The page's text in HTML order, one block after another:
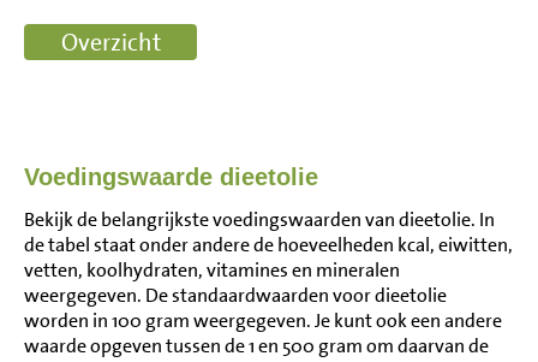
Voedingswaarde dieetolie
Bekijk de belangrijkste voedingswaarden van dieetolie. In
de tabel staat onder andere de hoeveelheden kcal, eiwitten,
vetten, koolhydraten, vitamines en mineralen
weergegeven. De standaardwaarden voor dieetolie
worden in 100 gram weergegeven. Je kunt ook een andere
waarde opgeven tussen de 1 en 500 gram om daarvan de